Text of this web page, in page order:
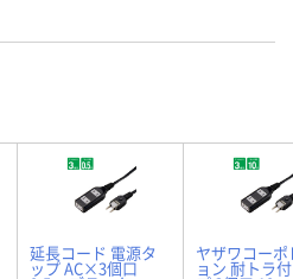
延長コード 電源タ
ップ AC×3個口
ヤザワコー
ョン 耐トラ